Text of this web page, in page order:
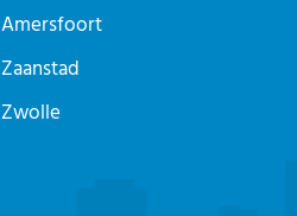
Amersfoort
Zaanstad
Zwolle